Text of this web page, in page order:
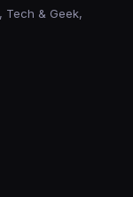
Tech & Geek,